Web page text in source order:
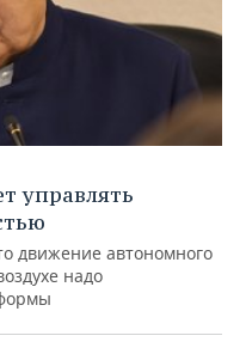
управлять
движение автономного
надо